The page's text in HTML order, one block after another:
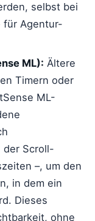
selbst bei
für Agentur-
ML): Ältere
Timern oder
ML-
der Scroll-
–, um den
in dem ein
Dieses
ohne